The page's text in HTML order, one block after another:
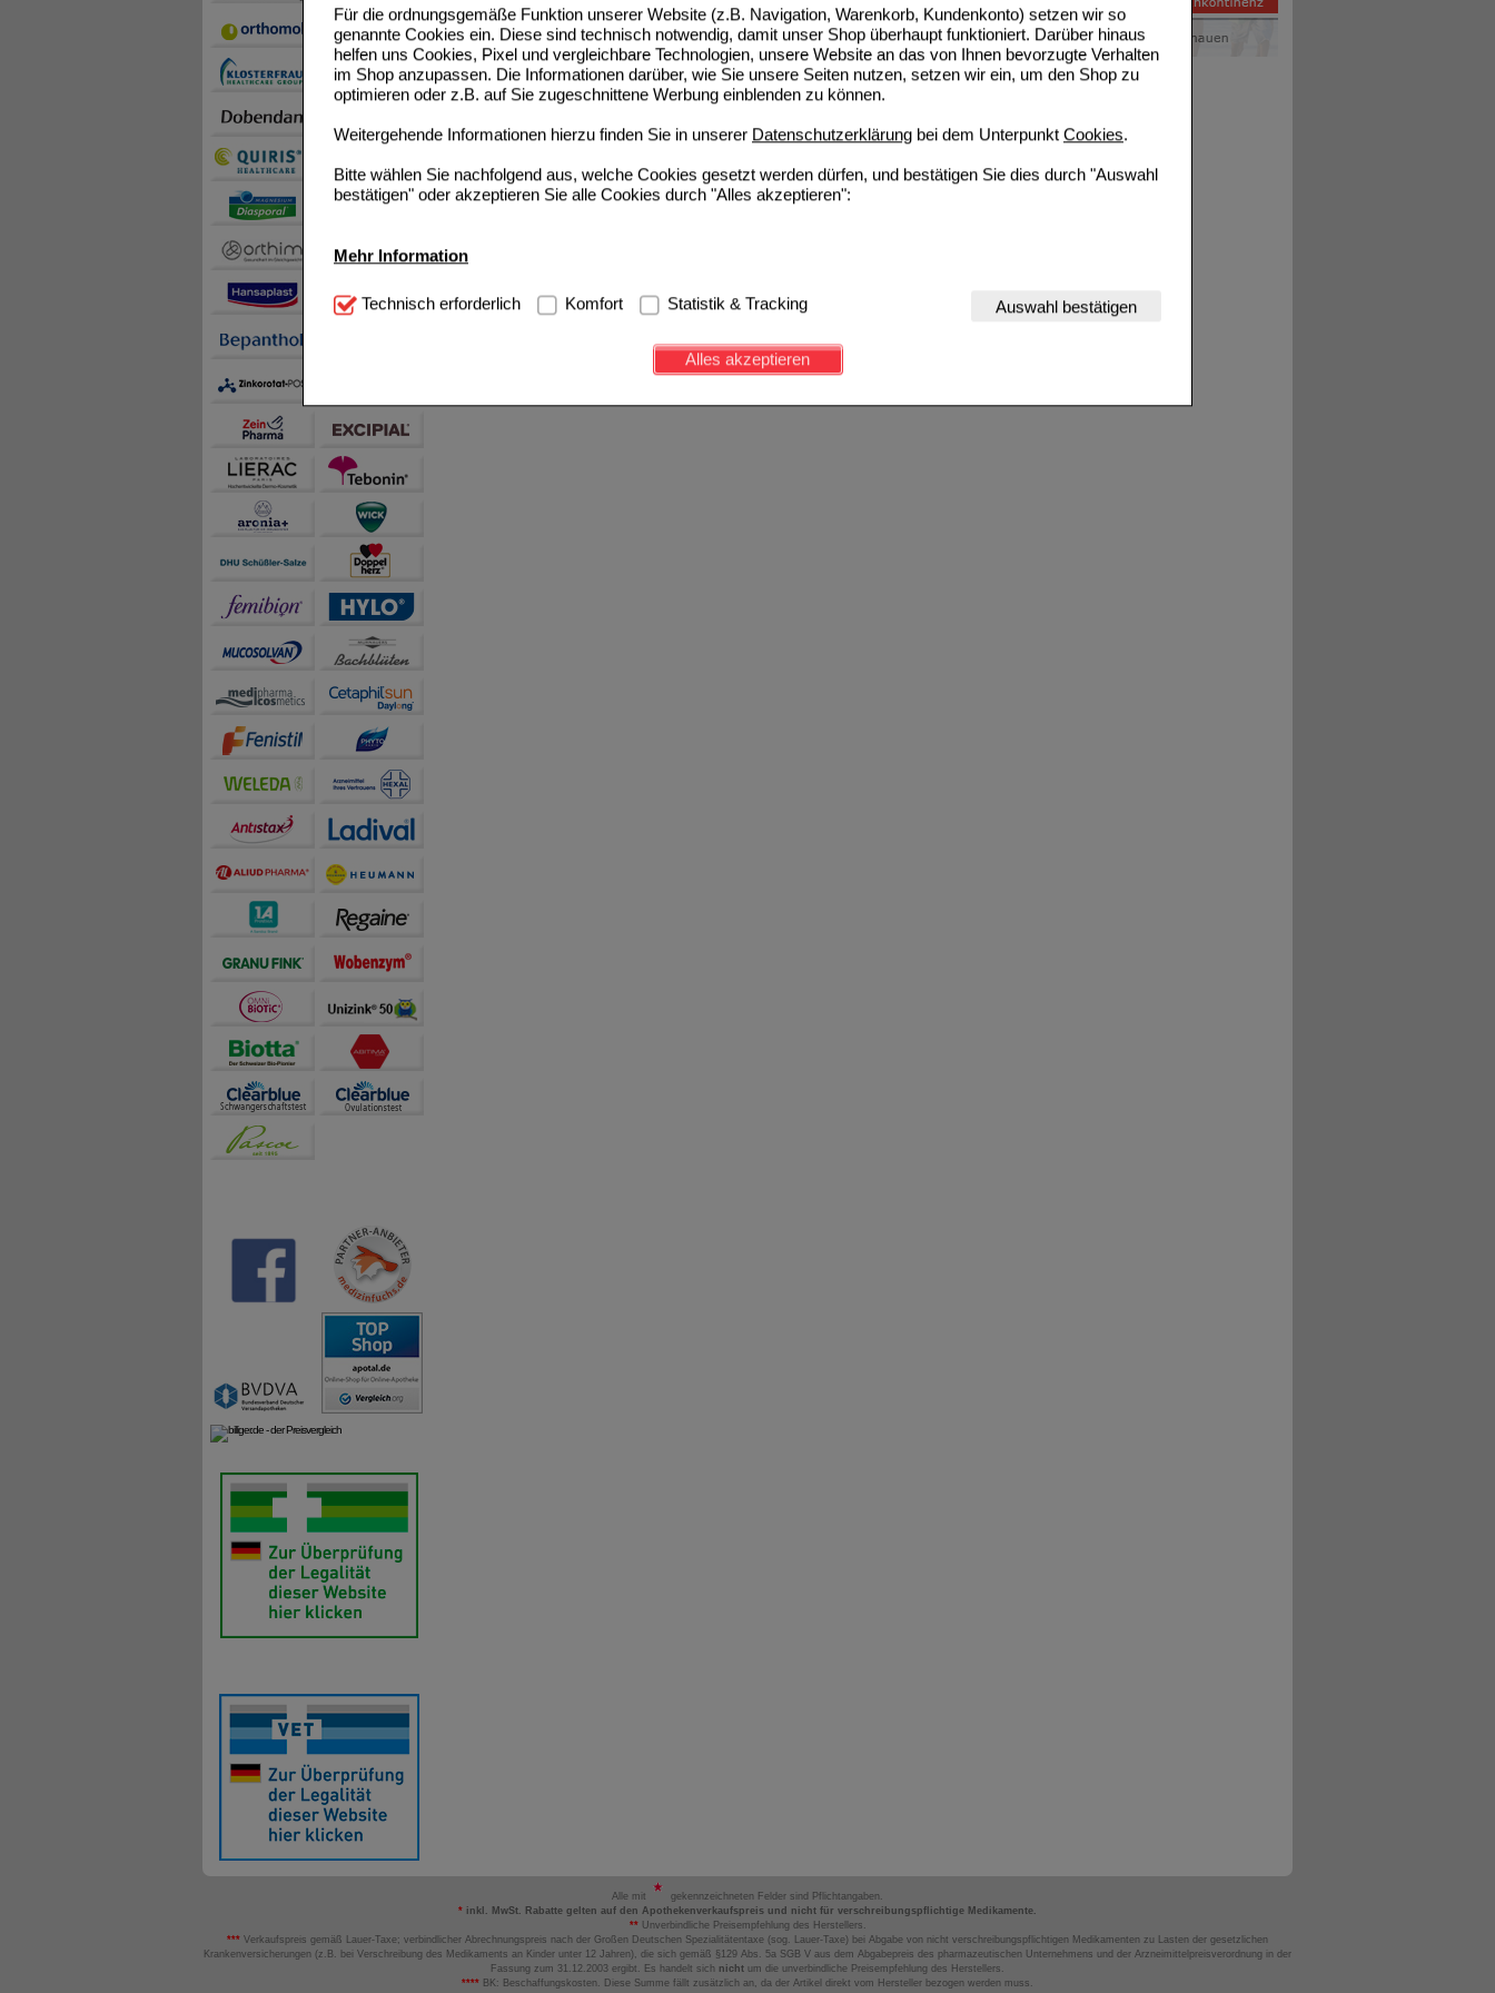
Für die ordnungsgemäße Funktion unserer Website (z.B. Navigation, Warenkorb, Kundenkonto) setzen wir so
genannte Cookies ein. Diese sind technisch notwendig, damit unser Shop überhaupt funktioniert. Darüber hinaus
helfen uns Cookies, Pixel und vergleichbare Technologien, unsere Website an das von Ihnen bevorzugte Verhalten
im Shop anzupassen. Die Informationen darüber, wie Sie unsere Seiten nutzen, setzen wir ein, um den Shop zu
optimieren oder z.B. auf Sie zugeschnittene Werbung einblenden zu können.
Weitergehende Informationen hierzu finden Sie in unserer Datenschutzerklärung bei dem Unterpunkt Cookies.
Bitte wählen Sie nachfolgend aus, welche Cookies gesetzt werden dürfen, und bestätigen Sie dies durch "Auswahl
bestätigen" oder akzeptieren Sie alle Cookies durch "Alles akzeptieren":
Mehr Information
Technisch Notwendig: Hierbei handelt es sich um Cookies, die für die Grundfunktionen unserer Website
notwendig sind (z.B. Navigation, Warenkorb, Kundenkonto), weshalb auf diese nicht verzichtet werden kann.
Diese Cookies werden genutzt um das Einkaufserlebnis noch ansprechender zu gestalten,
beispielsweise für die Wiedererkennung des Besuchers oder unsere Seite an bevorzugte Verhaltensweisen (z.B.
Statistik & Tracking:
sammeln, mit deren Hilfe wir unsere Website weiter für Sie optimieren können, den Inhalt auf unserer Website aber
teilweise an Dritte wie z.B. Google oder soziale Medien übertragen werden.
Technisch erforderlich Komfort Statistik & Tracking Auswahl bestätigen
Alles akzeptieren
Alle mit
gekennzeichneten Felder sind Pflichtangaben.
* inkl. MwSt. Rabatte gelten auf den Apothekenverkaufspreis und nicht für verschreibungspflichtige Medikamente.
**Unverbindliche Preisempfehlung des Herstellers.
*** Verkaufspreis gemäß Lauer-Taxe; verbindlicher Abrechnungspreis nach der Großen Deutschen Spezialitätentaxe (sog. Lauer-Taxe) bei Abgabe von nicht verschreibungspflichtigen Medikamenten zu Lasten der gesetzlichen
Krankenversicherungen (z.B. bei Verschreibung des Medikaments an Kinder unter 12 Jahren), die sich gemäß §129 Abs. 5a SGB V aus dem Abgabepreis des pharmazeutischen Unternehmens und der Arzneimittelpreisverordnung in der
Fassung zum 31.12.2003 ergibt. Es handelt sich nicht um die unverbindliche Preisempfehlung des Herstellers.
**** BK: Beschaffungskosten. Diese Summe fällt zusätzlich an, da der Artikel direkt vom Hersteller bezogen werden muss.